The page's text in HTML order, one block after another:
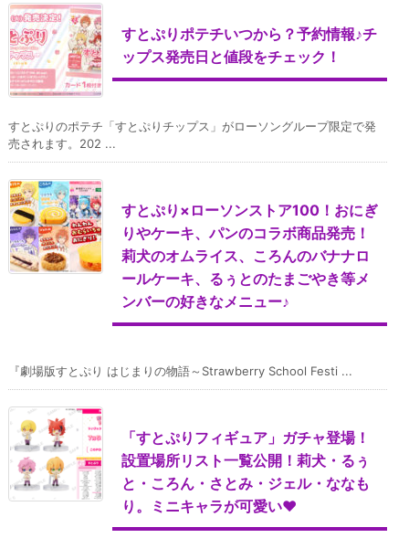
すとぷりポテチいつから？予約情報♪チ
ップス発売日と値段をチェック！
すとぷりのポテチ「すとぷりチップス」がローソングループ限定で発
売されます。202 ...
すとぷり×ローソンストア100！おにぎ
りやケーキ、パンのコラボ商品発売！
莉犬のオムライス、ころんのバナナロ
ールケーキ、るぅとのたまごやき等メ
ンバーの好きなメニュー♪
『劇場版すとぷり はじまりの物語～Strawberry School Festi ...
「すとぷりフィギュア」ガチャ登場！
設置場所リスト一覧公開！莉犬・るぅ
と・ころん・さとみ・ジェル・ななも
り。ミニキャラが可愛い♥